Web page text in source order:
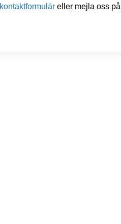
kontaktformulär eller mejla oss på